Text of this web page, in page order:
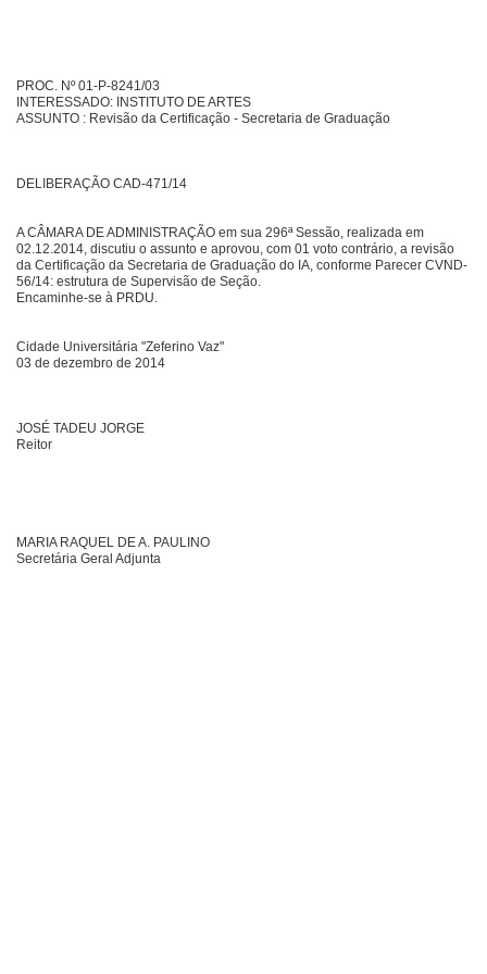
PROC. Nº 01-P-8241/03
INTERESSADO: INSTITUTO DE ARTES
ASSUNTO : Revisão da Certificação - Secretaria de Graduação
DELIBERAÇÃO CAD-471/14
A CÂMARA DE ADMINISTRAÇÃO em sua 296ª Sessão, realizada em
02.12.2014, discutiu o assunto e aprovou, com 01 voto contrário, a revisão
da Certificação da Secretaria de Graduação do IA, conforme Parecer CVND-
56/14: estrutura de Supervisão de Seção.
Encaminhe-se à PRDU.
Cidade Universitária "Zeferino Vaz"
03 de dezembro de 2014
JOSÉ TADEU JORGE
Reitor
MARIA RAQUEL DE A. PAULINO
Secretária Geral Adjunta